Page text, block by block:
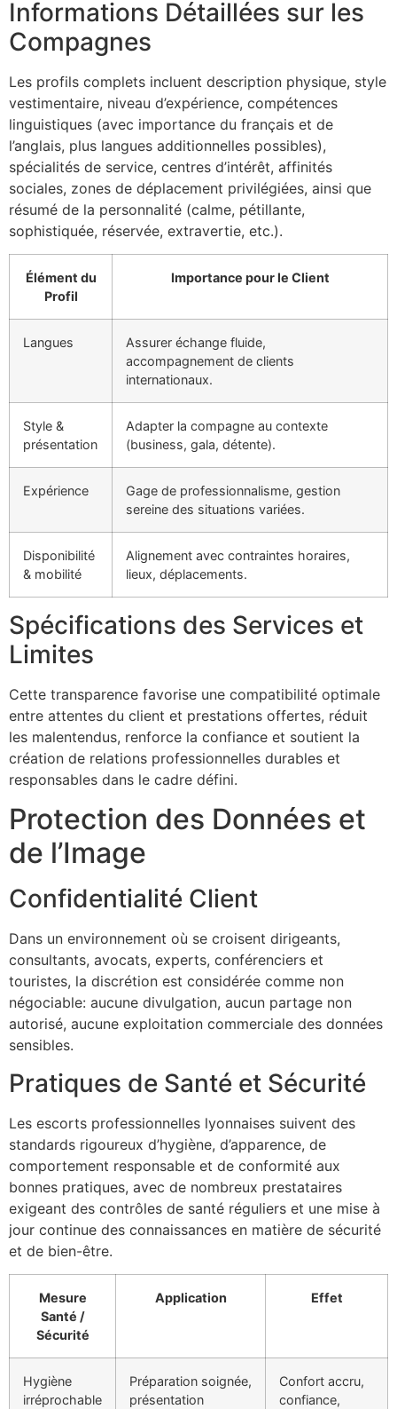
Informations Détaillées sur les
Compagnes
Les profils complets incluent description physique, style
vestimentaire, niveau d’expérience, compétences
linguistiques (avec importance du français et de
l’anglais, plus langues additionnelles possibles),
spécialités de service, centres d’intérêt, affinités
sociales, zones de déplacement privilégiées, ainsi que
résumé de la personnalité (calme, pétillante,
sophistiquée, réservée, extravertie, etc.).
Élément du
Profil
Importance pour le Client
Langues
Assurer échange fluide,
accompagnement de clients
internationaux.
Style &
présentation
Adapter la compagne au contexte
(business, gala, détente).
Expérience
Gage de professionnalisme, gestion
sereine des situations variées.
Disponibilité
& mobilité
Alignement avec contraintes horaires,
lieux, déplacements.
Spécifications des Services et
Limites
Cette transparence favorise une compatibilité optimale
entre attentes du client et prestations offertes, réduit
les malentendus, renforce la confiance et soutient la
création de relations professionnelles durables et
responsables dans le cadre défini.
Protection des Données et
de l’Image
Confidentialité Client
Dans un environnement où se croisent dirigeants,
consultants, avocats, experts, conférenciers et
touristes, la discrétion est considérée comme non
négociable: aucune divulgation, aucun partage non
autorisé, aucune exploitation commerciale des données
sensibles.
Pratiques de Santé et Sécurité
Les escorts professionnelles lyonnaises suivent des
standards rigoureux d’hygiène, d’apparence, de
comportement responsable et de conformité aux
bonnes pratiques, avec de nombreux prestataires
exigeant des contrôles de santé réguliers et une mise à
jour continue des connaissances en matière de sécurité
et de bien-être.
Mesure
Santé /
Sécurité
Application Effet
Hygiène
irréprochable
Préparation soignée,
présentation
Confort accru,
confiance,